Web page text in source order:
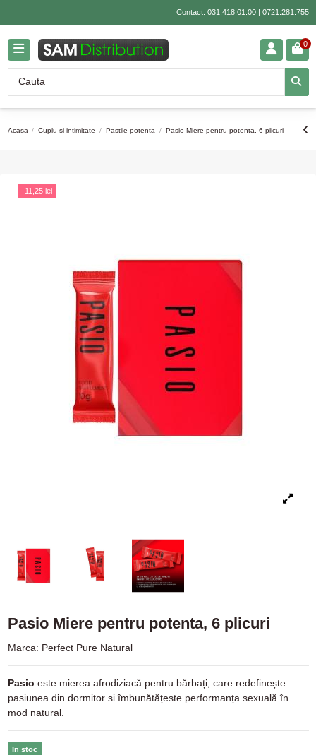
Contact: 031.418.01.00| 0721.281.755
0
Acasa Cuplu si intimitate Pastile potenta Pasio Miere pentru potenta, 6 plicuri
-11,25 lei
Pasio Miere pentru potenta, 6 plicuri
Marca: Perfect Pure Natural
Pasio este mierea afrodiziacă pentru bărbați, care redefinește
pasiunea din dormitor si îmbunătățeste performanța sexuală în
mod natural.
In stoc